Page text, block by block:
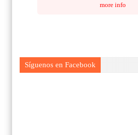
more info
Síguenos en Facebook